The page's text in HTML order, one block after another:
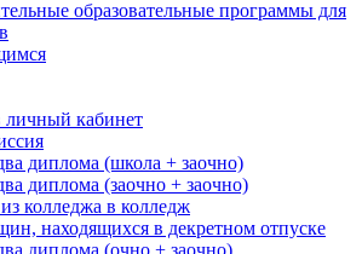
образовательные программы для
личный кабинет
диплома (школа + заочно)
диплома (заочно + заочно)
колледжа в колледж
находящихся в декретном отпуске
диплома (очно + заочно)